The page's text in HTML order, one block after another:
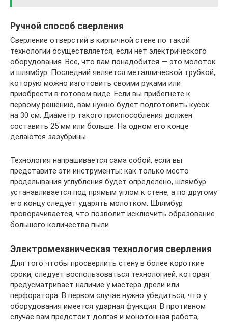
Ручной способ сверления
Сверление отверстий в кирпичной стене по такой
технологии осуществляется, если нет электрического
оборудования. Все, что вам понадобится — это молоток
и шлямбур. Последний является металлической трубкой,
которую можно изготовить своими руками или
приобрести в готовом виде. Если вы прибегнете к
первому решению, вам нужно будет подготовить кусок
на 30 см. Диаметр такого приспособления должен
составить 25 мм или больше. На одном его конце
делаются зазубрины.
Технология напрашивается сама собой, если вы
представите эти инструменты: как только место
проделывания углубления будет определено, шлямбур
устанавливается под прямым углом к стене, а по другому
его концу следует ударять молотком. Шлямбур
проворачивается, что позволит исключить образование
большого количества пыли.
Электромеханическая технология сверления
Для того чтобы просверлить стену в более короткие
сроки, следует воспользоваться технологией, которая
предусматривает наличие у мастера дрели или
перфоратора. В первом случае нужно убедиться, что у
оборудования имеется ударная функция. В противном
случае вам предстоит долгая и монотонная работа,